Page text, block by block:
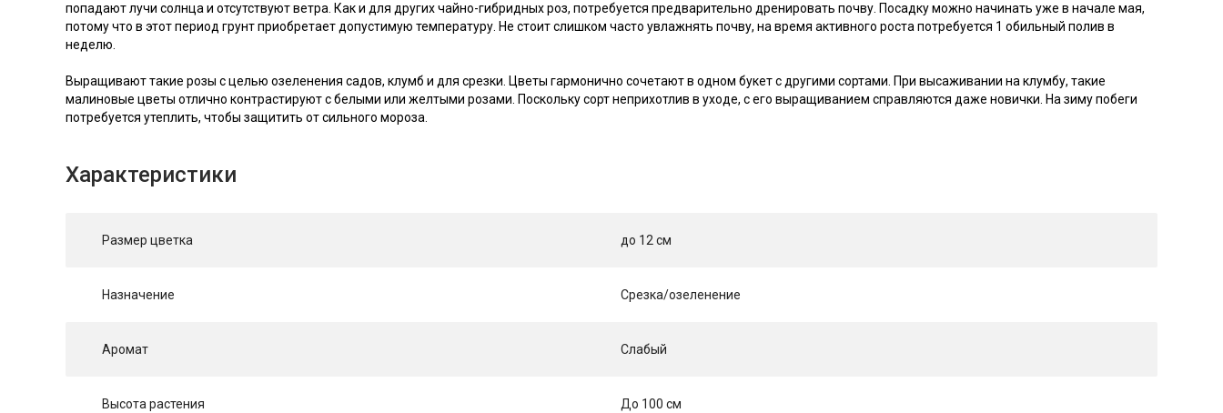
попадают лучи солнца и отсутствуют ветра. Как и для других чайно-гибридных роз, потребуется предварительно дренировать почву. Посадку можно начинать уже в начале мая,
потому что в этот период грунт приобретает допустимую температуру. Не стоит слишком часто увлажнять почву, на время активного роста потребуется 1 обильный полив в
неделю.
Выращивают такие розы с целью озеленения садов, клумб и для срезки. Цветы гармонично сочетают в одном букет с другими сортами. При высаживании на клумбу, такие
малиновые цветы отлично контрастируют с белыми или желтыми розами. Поскольку сорт неприхотлив в уходе, с его выращиванием справляются даже новички. На зиму побеги
потребуется утеплить, чтобы защитить от сильного мороза.
Характеристики
Размер цветка до 12 см
Назначение Срезка/озеленение
Аромат Слабый
Высота растения До 100 см